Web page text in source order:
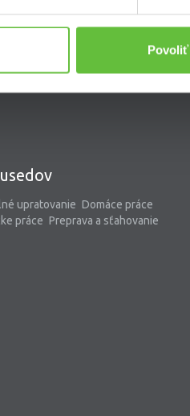
s.r.o.
formulár
upratovanie Domáce práce
práce Preprava a sťahovanie